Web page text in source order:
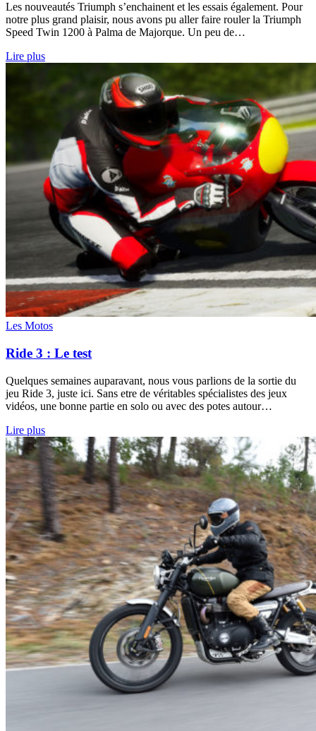
Les nouveautés Triumph s’enchainent et les essais également. Pour
notre plus grand plaisir, nous avons pu aller faire rouler la Triumph
Speed Twin 1200 à Palma de Majorque. Un peu de…
Lire plus
Les Motos
Ride 3 : Le test
Quelques semaines auparavant, nous vous parlions de la sortie du
jeu Ride 3, juste ici. Sans etre de véritables spécialistes des jeux
vidéos, une bonne partie en solo ou avec des potes autour…
Lire plus